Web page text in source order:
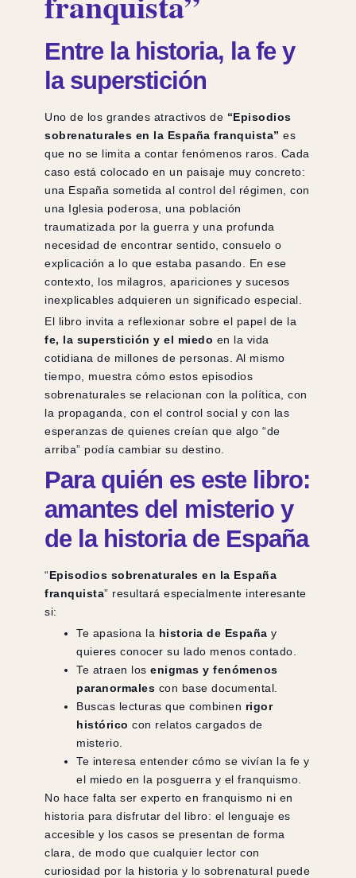
Entre la historia, la fe y
la superstición
Uno de los grandes atractivos de “Episodios
sobrenaturales en la España franquista” es
que no se limita a contar fenómenos raros. Cada
caso está colocado en un paisaje muy concreto:
una España sometida al control del régimen, con
una Iglesia poderosa, una población
traumatizada por la guerra y una profunda
necesidad de encontrar sentido, consuelo o
explicación a lo que estaba pasando. En ese
contexto, los milagros, apariciones y sucesos
inexplicables adquieren un significado especial.
El libro invita a reflexionar sobre el papel de la
fe, la superstición y el miedo en la vida
cotidiana de millones de personas. Al mismo
tiempo, muestra cómo estos episodios
sobrenaturales se relacionan con la política, con
la propaganda, con el control social y con las
esperanzas de quienes creían que algo “de
arriba” podía cambiar su destino.
Para quién es este libro:
amantes del misterio y
de la historia de España
“Episodios sobrenaturales en la España
franquista” resultará especialmente interesante
si:
Te apasiona la historia de España y
quieres conocer su lado menos contado.
Te atraen los enigmas y fenómenos
paranormales con base documental.
Buscas lecturas que combinen rigor
histórico con relatos cargados de
misterio.
Te interesa entender cómo se vivían la fe y
el miedo en la posguerra y el franquismo.
No hace falta ser experto en franquismo ni en
historia para disfrutar del libro: el lenguaje es
accesible y los casos se presentan de forma
clara, de modo que cualquier lector con
curiosidad por la historia y lo sobrenatural puede